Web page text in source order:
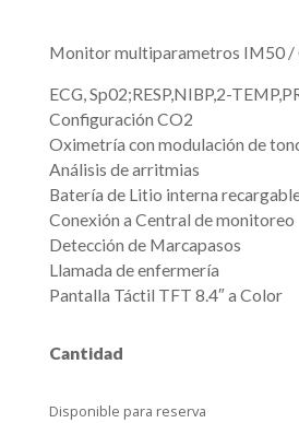
Monitor multiparametros IM50 /
ECG, Sp02;RESP,NIBP,2-
Configuración CO2
Oximetría con modulación de
Análisis de arritmias
Batería de Litio interna
Conexión a Central de monitoreo
Detección de Marcapasos
Llamada de enfermería
Pantalla Táctil TFT 8.4″ a Color
Cantidad
Disponible para reserva